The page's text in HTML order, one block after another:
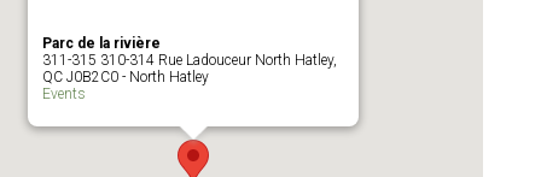
Parc de la rivière
311-315 310-314 Rue Ladouceur North Hatley,
QC J0B2C0 - North Hatley
Events